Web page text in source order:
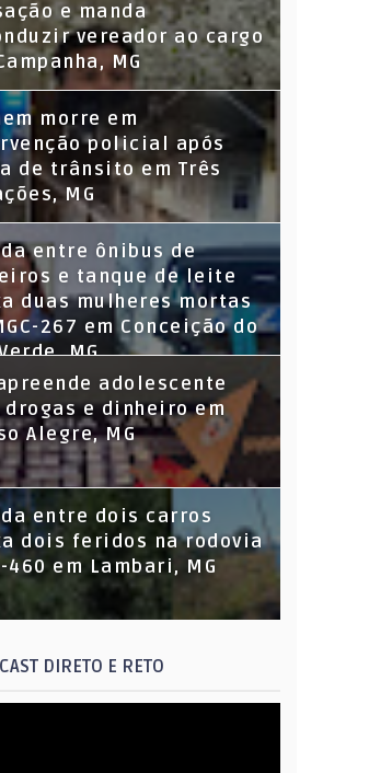
e manda
vereador ao cargo
MG
morre em
policial após
de trânsito em Três
MG
entre ônibus de
e tanque de leite
duas mulheres mortas
267 em Conceição do
MG
adolescente
drogas e dinheiro em
Alegre, MG
entre dois carros
dois feridos na rodovia
460 em Lambari, MG
DIRETO E RETO